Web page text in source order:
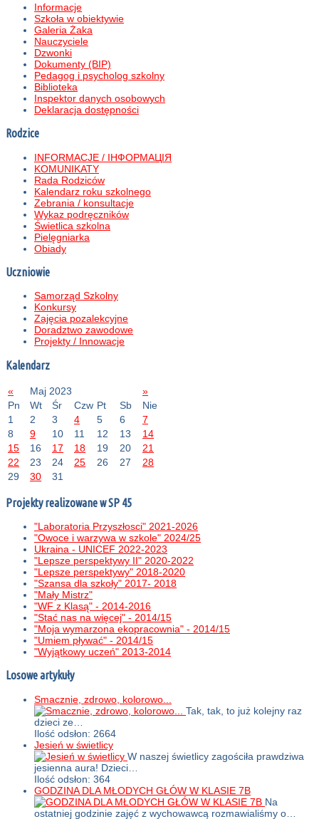
Informacje
Szkoła w obiektywie
Galeria Żaka
Nauczyciele
Dzwonki
Dokumenty (BIP)
Pedagog i psycholog szkolny
Biblioteka
Inspektor danych osobowych
Deklaracja dostępności
Rodzice
INFORMACJE / ІНФОРМАЦІЯ
KOMUNIKATY
Rada Rodziców
Kalendarz roku szkolnego
Zebrania / konsultacje
Wykaz podręczników
Świetlica szkolna
Pielęgniarka
Obiady
Uczniowie
Samorząd Szkolny
Konkursy
Zajęcia pozalekcyjne
Doradztwo zawodowe
Projekty / Innowacje
Kalendarz
« Maj 2023
»
Pn
Wt Śr Czw Pt Sb
Nie
1
2 3 4 5 6
7
8
9 10 11 12 13
14
15
16 17 18 19 20
21
22
23 24 25 26 27
28
29
30 31
Projekty realizowane w SP 45
"Laboratoria Przyszłosci" 2021-2026
"Owoce i warzywa w szkole" 2024/25
Ukraina - UNICEF 2022-2023
"Lepsze perspektywy II" 2020-2022
"Lepsze perspektywy" 2018-2020
"Szansa dla szkoły" 2017- 2018
"Mały Mistrz"
"WF z Klasą" - 2014-2016
"Stać nas na więcej" - 2014/15
"Moja wymarzona ekopracownia" - 2014/15
"Umiem pływać" - 2014/15
"Wyjątkowy uczeń" 2013-2014
Losowe artykuły
Smacznie, zdrowo, kolorowo...
Tak, tak, to już kolejny raz
dzieci ze…
Ilość odsłon: 2664
Jesień w świetlicy
W naszej świetlicy zagościła prawdziwa
jesienna aura! Dzieci…
Ilość odsłon: 364
GODZINA DLA MŁODYCH GŁÓW W KLASIE 7B
Na
ostatniej godzinie zajęć z wychowawcą rozmawialiśmy o…